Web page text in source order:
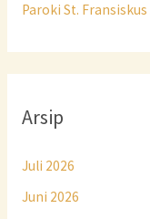
Paroki St.
Arsip
Juli 2026
Juni 2026